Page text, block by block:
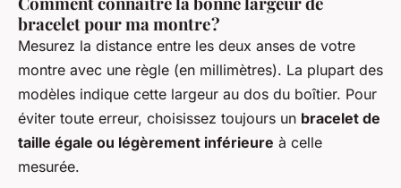
bracelet pour ma montre ?
Mesurez la distance entre les deux anses de votre
montre avec une règle (en millimètres). La plupart des
modèles indique cette largeur au dos du boîtier. Pour
éviter toute erreur, choisissez toujours un bracelet de
taille égale ou légèrement inférieure à celle
mesurée.